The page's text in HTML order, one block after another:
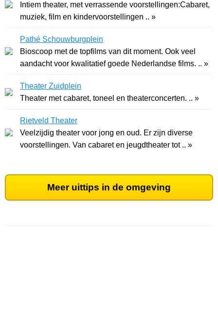
Intiem theater, met verrassende voorstellingen:Cabaret,
muziek, film en kindervoorstellingen .. »
Pathé Schouwburgplein
Bioscoop met de topfilms van dit moment. Ook veel
aandacht voor kwalitatief goede Nederlandse films. .. »
Theater Zuidplein
Theater met cabaret, toneel en theaterconcerten. .. »
Rietveld Theater
Veelzijdig theater voor jong en oud. Er zijn diverse
voorstellingen. Van cabaret en jeugdtheater tot .. »
Meer uittips in de omgeving